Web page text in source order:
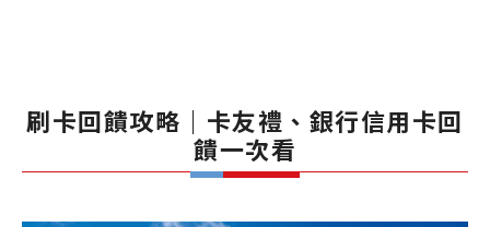
刷卡回饋攻略｜卡友禮、銀行信用卡回
饋一次看